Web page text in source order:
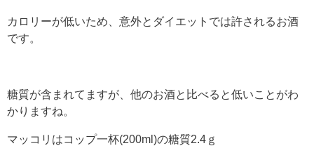
カロリーが低いため、意外とダイエットでは許されるお酒
です。
糖質が含まれてますが、他のお酒と比べると低いことがわ
かりますね。
マッコリはコップ一杯(200ml)の糖質2.4ｇ